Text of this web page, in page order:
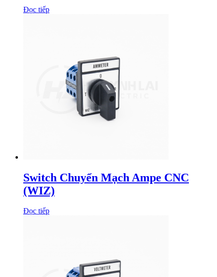
Đọc tiếp
Switch Chuyển Mạch Ampe CNC
(WIZ)
Đọc tiếp